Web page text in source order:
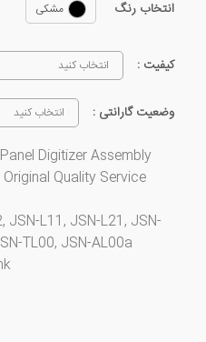
انتخاب رنگ مشکی
کیفیت : انتخاب کنید
وضعیت گارانتی : انتخاب کنید
Digitizer Assembly
Quality Service
JSN-L11, JSN-L21, JSN-
TL00, JSN-AL00a